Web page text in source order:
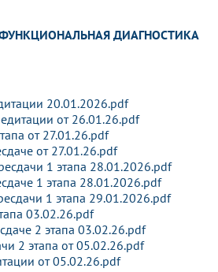
организации
Трансформация университета
Государственная итоговая
Всероссийская студенческая
олимпиада по хирургии с
международным участием
Новые образовательные
Электронная учебная
Аккредитация специалиста
Наставничество в сфере
Публикационная активность
НИИ кардиологии
Научная ординатура
Выпускники БГМУ – ветераны
Празднование 75-летия
Великой Отечественной войне
«МЕДМОЛ»
ДИАГНОСТИКА
20.01.2026.pdf
от 26.01.26.pdf
от 27.01.26.pdf
от 27.01.26.pdf
1 этапа 28.01.2026.pdf
1 этапа 28.01.2026.pdf
1 этапа 29.01.2026.pdf
03.02.26.pdf
2 этапа 03.02.26.pdf
2 этапа от 05.02.26.pdf
от 05.02.26.pdf